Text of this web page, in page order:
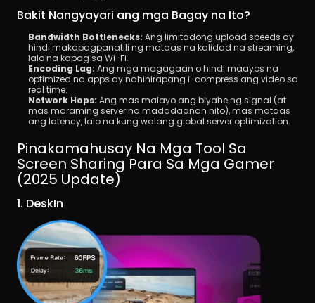
Bakit Nangyayari ang mga Bagay na Ito?
Bandwidth Bottlenecks: Ang limitadong upload speeds ay
hindi makapagpanatili ng mataas na kalidad na streaming,
lalo na kapag sa Wi-Fi.
Encoding Lag: Ang mga magagaan o hindi maayos na
optimized na apps ay nahihirapang i-compress ang video sa
real time.
Network Hops: Ang mas malayo ang biyahe ng signal (at
mas maraming server na madadaanan nito), mas mataas
ang latency, lalo na kung walang global server optimization.
Pinakamahusay Na Mga Tool Sa
Screen Sharing Para Sa Mga Gamer
(2025 Update)
1. DeskIn